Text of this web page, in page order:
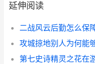
延伸阅读